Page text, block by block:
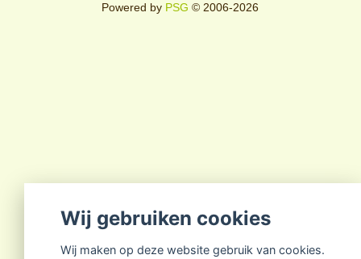
Powered by PSG © 2006-2026
Wij gebruiken cookies
Wij maken op deze website gebruik van cookies.